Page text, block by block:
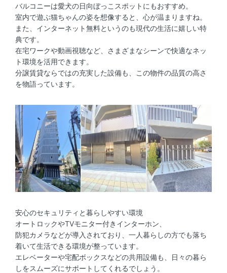
バルコニーは愛犬の日向ぼっこスポットにもおすすめ。
室内で遊ぶ猫ちゃんの姿を想像すると、心が温まりますね。
また、インターネット無料というのも現代の生活に嬉しい特
典です。
在宅ワークや動画視聴など、さまざまなシーンで快適なネッ
ト環境を活用できます。
分譲賃貸ならではの充実した設備も、この物件の品質の高さ
を物語っています。
安心のセキュリティと暮らしやすい環境
オートロックやTVモニター付きインターホン、
防犯カメラなどが導入されており、一人暮らしの方でも落ち
着いて生活できる環境が整っています。
エレベーターや宅配ボックスなどの共用設備も、日々の暮ら
しをスムーズにサポートしてくれるでしょう。